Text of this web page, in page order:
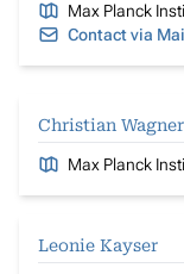
Max Planck
Contact via
Christian Wagner
Max Planck
Leonie Kayser